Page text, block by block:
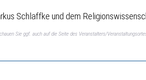
Schlaffke und dem
Sie ggf. auch auf die Seite des Veranstalters/